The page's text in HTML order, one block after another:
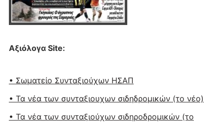
Αξιόλογα Site:
• Σωματείο Συνταξιούχων ΗΣΑΠ
• Τα νέα των συνταξιουχων σιδηδρομικών (το νέο)
• Τα νέα των συνταξιούχων σιδηροδρομικών (το